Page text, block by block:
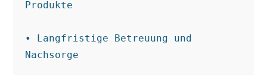
Produkte
• Langfristige Betreuung und
Nachsorge